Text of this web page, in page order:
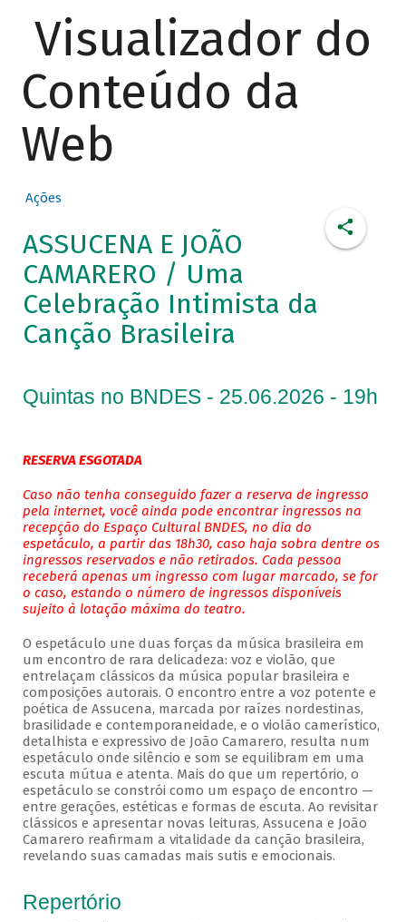
Visualizador do
Conteúdo da
Web
Ações
ASSUCENA E JOÃO
CAMARERO / Uma
Celebração Intimista da
Canção Brasileira
Quintas no BNDES - 25.06.2026 - 19h
RESERVA ESGOTADA
Caso não tenha conseguido fazer a reserva de ingresso
pela internet, você ainda pode encontrar ingressos na
recepção do Espaço Cultural BNDES, no dia do
espetáculo, a partir das 18h30, caso haja sobra dentre os
ingressos reservados e não retirados. Cada pessoa
receberá apenas um ingresso com lugar marcado, se for
o caso, estando o número de ingressos disponíveis
sujeito à lotação máxima do teatro.
O espetáculo une duas forças da música brasileira em
um encontro de rara delicadeza: voz e violão, que
entrelaçam clássicos da música popular brasileira e
composições autorais. O encontro entre a voz potente e
poética de Assucena, marcada por raízes nordestinas,
brasilidade e contemporaneidade, e o violão camerístico,
detalhista e expressivo de João Camarero, resulta num
espetáculo onde silêncio e som se equilibram em uma
escuta mútua e atenta. Mais do que um repertório, o
espetáculo se constrói como um espaço de encontro —
entre gerações, estéticas e formas de escuta. Ao revisitar
clássicos e apresentar novas leituras, Assucena e João
Camarero reafirmam a vitalidade da canção brasileira,
revelando suas camadas mais sutis e emocionais.
Repertório